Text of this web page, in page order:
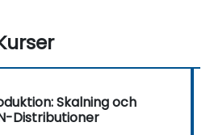
Skalning och
Distributioner